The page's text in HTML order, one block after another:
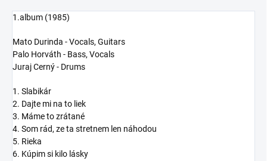
1.album (1985)
Mato Durinda - Vocals, Guitars
Palo Horváth - Bass, Vocals
Juraj Cerný - Drums
1. Slabikár
2. Dajte mi na to liek
3. Máme to zrátané
4. Som rád, ze ta stretnem len náhodou
5. Rieka
6. Kúpim si kilo lásky